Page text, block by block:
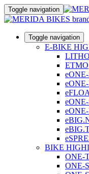
Toggle navigation
Toggle navigation
E-BIKE
ETMO
BIKE
ONE-
ONE-